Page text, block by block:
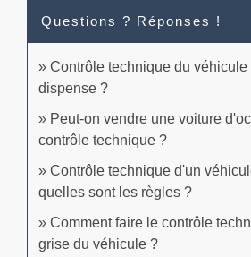
Questions ? Réponses !
Contrôle technique du véhicule
dispense ?
Peut-on vendre une voiture
contrôle technique ?
Contrôle technique d'un
quelles sont les règles ?
Comment faire le contrôle
grise du véhicule ?